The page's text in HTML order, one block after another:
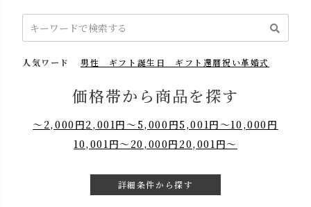
人気ワード 男性 ギフト 誕生日 ギフト 還暦祝い革婚式
価格帯から商品を探す
～2,000円2,001円～5,000円5,001円～10,000円
10,001円～20,000円 20,001円～
詳細条件から探す